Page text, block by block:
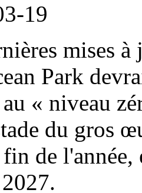
19
mises
Park
« niveau
du gros
de